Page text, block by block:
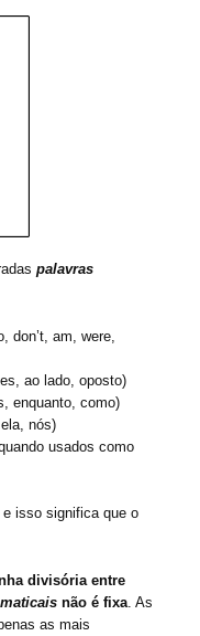
palavras
don’t, am, were,
ao lado, oposto)
enquanto, como)
nós)
usados ​​como
e isso significa que o
divisória entre
não é fixa. As
as mais